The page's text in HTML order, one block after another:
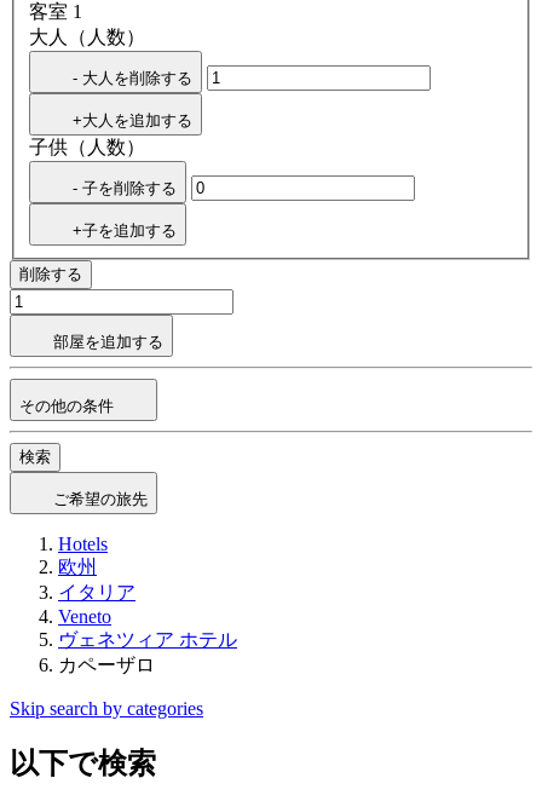
客室 1
大人（人数）
- 大人を削除する
+大人を追加する
子供（人数）
- 子を削除する
+子を追加する
削除する
部屋を追加する
その他の条件
検索
ご希望の旅先
Hotels
欧州
イタリア
Veneto
ヴェネツィア ホテル
カペーザロ
Skip search by categories
以下で検索